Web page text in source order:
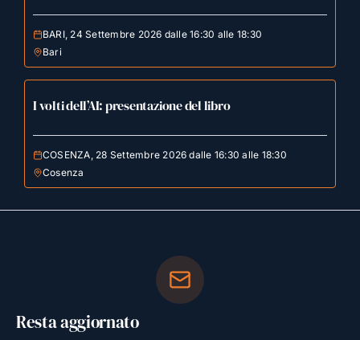
BARI, 24 Settembre 2026 dalle 16:30 alle 18:30
Bari
I volti dell’AI: presentazione del libro
COSENZA, 28 Settembre 2026 dalle 16:30 alle 18:30
Cosenza
Resta aggiornato